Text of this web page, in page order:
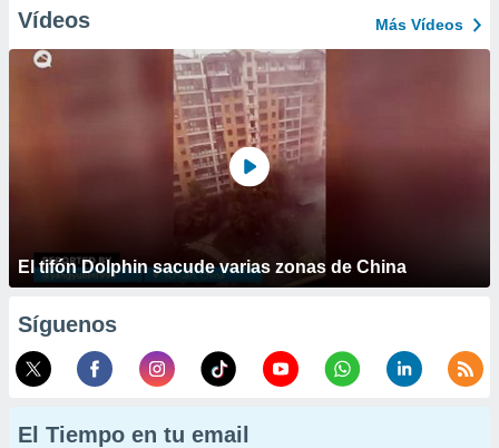
Vídeos Más Vídeos
El tifón Dolphin sacude varias zonas de China
Síguenos
El Tiempo en tu email